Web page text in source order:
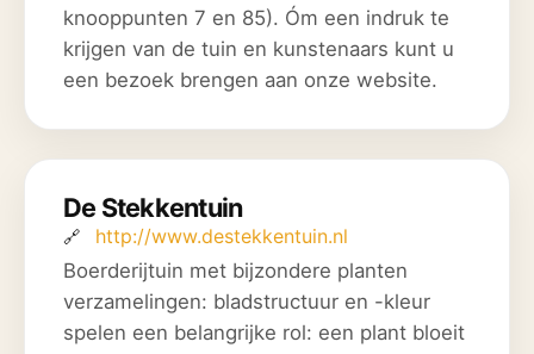
knooppunten 7 en 85). Óm een indruk te
krijgen van de tuin en kunstenaars kunt u
een bezoek brengen aan onze website.
De Stekkentuin
http://www.destekkentuin.nl
Boerderijtuin met bijzondere planten
verzamelingen: bladstructuur en -kleur
spelen een belangrijke rol: een plant bloeit